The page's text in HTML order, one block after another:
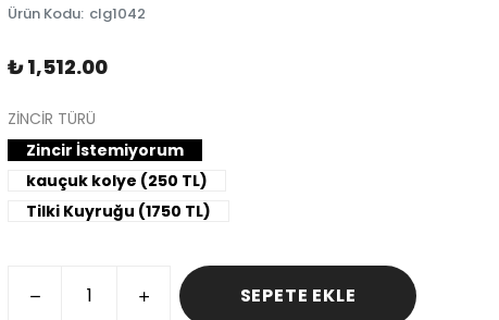
Ürün Kodu: clg1042
₺ 1,512.00
ZİNCİR TÜRÜ
Zincir İstemiyorum
kauçuk kolye (250 TL)
Tilki Kuyruğu (1750 TL)
SEPETE EKLE